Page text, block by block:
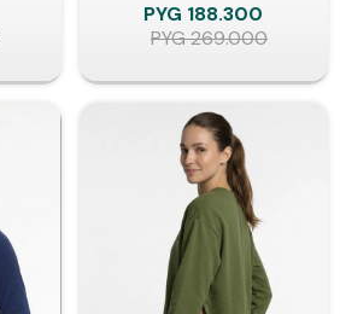
PYG 188.300
PYG269.000